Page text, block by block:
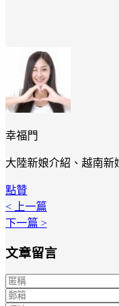
幸福門
大陸新娘介紹、越南
點贊
< 上一篇
下一篇 >
文章留言